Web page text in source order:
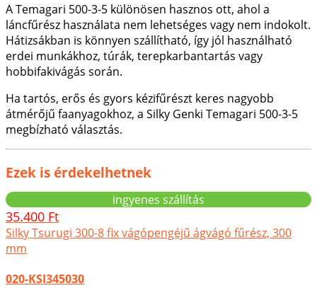
A Temagari 500-3-5 különösen hasznos ott, ahol a
láncfűrész használata nem lehetséges vagy nem indokolt.
Hátizsákban is könnyen szállítható, így jól használható
erdei munkákhoz, túrák, terepkarbantartás vagy
hobbifakivágás során.
Ha tartós, erős és gyors kézifűrészt keres nagyobb
átmérőjű faanyagokhoz, a Silky Genki Temagari 500-3-5
megbízható választás.
Ezek is érdekelhetnek
ingyenes szállítás
35.400 Ft
Silky Tsurugi 300-8 fix vágópengéjű ágvágó fűrész, 300
mm
020-KSI345030